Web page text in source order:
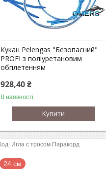
Кукан Pelengas "Безопасний"
PROFI з поліуретановим
обплетенням
928,40 ₴
В наявності
Купити
Игла с тросом Паракорд
24 см